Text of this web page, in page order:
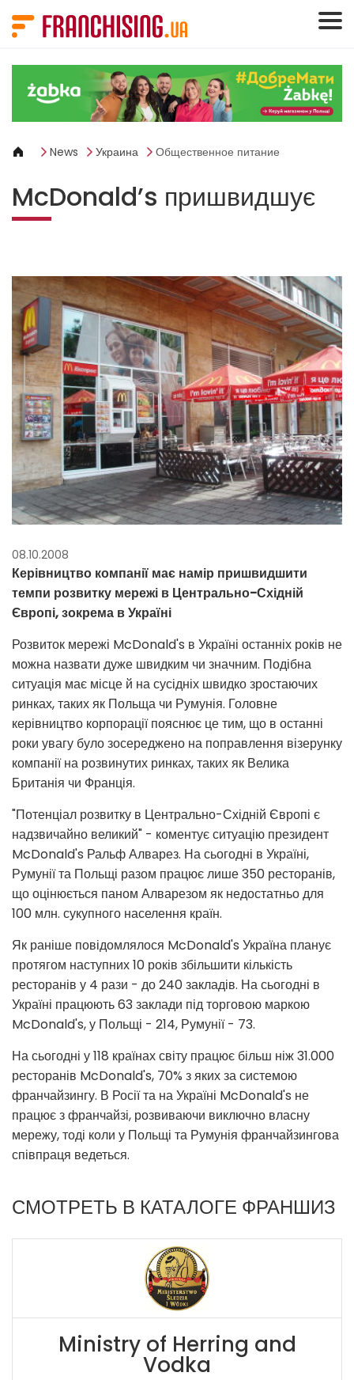
News Украина Общественное питание
McDonald’s пришвидшує
08.10.2008
Керівництво компанії має намір пришвидшити
темпи розвитку мережі в Центрально-Східній
Європі, зокрема в Україні
Розвиток мережі McDonald's в Україні останніх років не
можна назвати дуже швидким чи значним. Подібна
ситуація має місце й на сусідніх швидко зростаючих
ринках, таких як Польща чи Румунія. Головне
керівництво корпорації пояснює це тим, що в останні
роки увагу було зосереджено на поправлення візерунку
компанії на розвинутих ринках, таких як Велика
Британія чи Франція.
"Потенціал розвитку в Центрально-Східній Європі є
надзвичайно великий" - коментує ситуацію президент
McDonald's Ральф Алварез. На сьогодні в Україні,
Румунії та Польщі разом працює лише 350 ресторанів,
що оцінюється паном Алварезом як недостатньо для
100 млн. сукупного населення країн.
Як раніше повідомлялося McDonald's Україна планує
протягом наступних 10 років збільшити кількість
ресторанів у 4 рази - до 240 закладів. На сьогодні в
Україні працюють 63 заклади під торговою маркою
McDonald's, у Польщі - 214, Румунії - 73.
На сьогодні у 118 країнах світу працює більш ніж 31.000
ресторанів McDonald's, 70% з яких за системою
франчайзингу. В Росії та на Україні McDonald's не
працює з франчайзі, розвиваючи виключно власну
мережу, тоді коли у Польщі та Румунія франчайзингова
співпраця ведеться.
СМОТРЕТЬ В КАТАЛОГЕ ФРАНШИЗ
Ministry of Herring and
Vodka